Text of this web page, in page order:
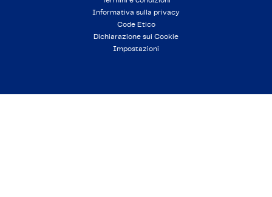
Informativa sulla privacy
Code Etico
Dichiarazione sui Cookie
Impostazioni